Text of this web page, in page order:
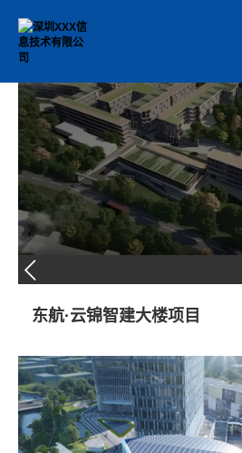
01
东航·云锦智建大楼项目